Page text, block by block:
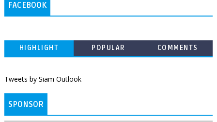
FACEBOOK
HIGHLIGHT POPULAR COMMENTS
Tweets by Siam Outlook
SPONSOR